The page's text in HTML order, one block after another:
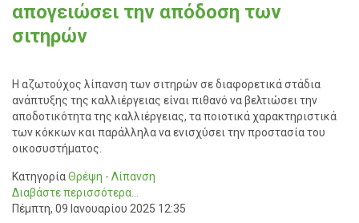
απογειώσει την απόδοση των
σιτηρών
Η αζωτούχος λίπανση των σιτηρών σε διαφορετικά στάδια
ανάπτυξης της καλλιέργειας είναι πιθανό να βελτιώσει την
αποδοτικότητα της καλλιέργειας, τα ποιοτικά χαρακτηριστικά
των κόκκων και παράλληλα να ενισχύσει την προστασία του
οικοσυστήματος.
ΚατηγορίαΘρέψη - Λίπανση
Διαβάστε περισσότερα...
Πέμπτη, 09 Ιανουαρίου 2025 12:35